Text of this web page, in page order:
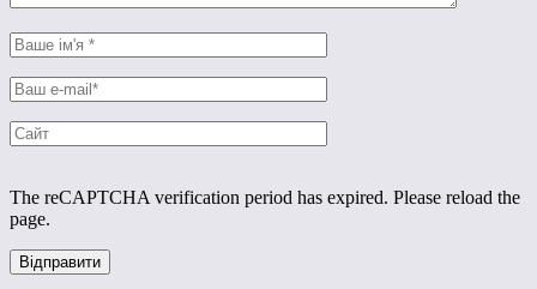
The reCAPTCHA verification period has expired. Please reload the
page.